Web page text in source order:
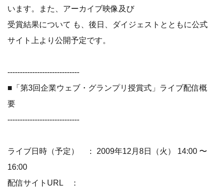
います。また、アーカイブ映像及び
受賞結果について も、後日、ダイジェストとともに公式
サイト上より公開予定です。
-----------------------------
■「第3回企業ウェブ・グランプリ授賞式」ライブ配信概
要
-----------------------------
ライブ日時（予定） ： 2009年12月8日（火） 14:00 〜
16:00
配信サイトURL ：